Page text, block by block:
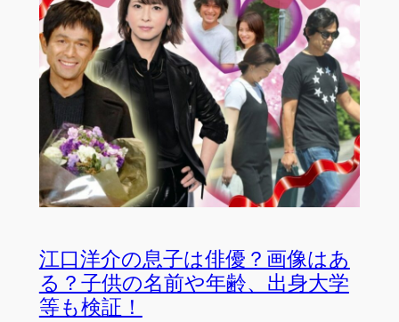
江口洋介の息子は俳優？画像はあ
る？子供の名前や年齢、出身大学
等も検証！